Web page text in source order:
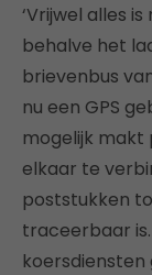
‘Vrijwel alles
behalve het
brievenbus
nu een GPS
mogelijk makt
elkaar te
poststukken
traceerbaar
koersdiensten